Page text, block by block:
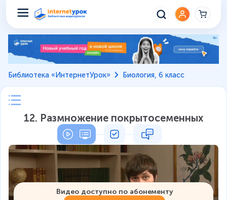
Библиотека «ИнтернетУрок» Биология, 6 класс
12. Размножение покрытосеменных
Видео доступно по абонементу